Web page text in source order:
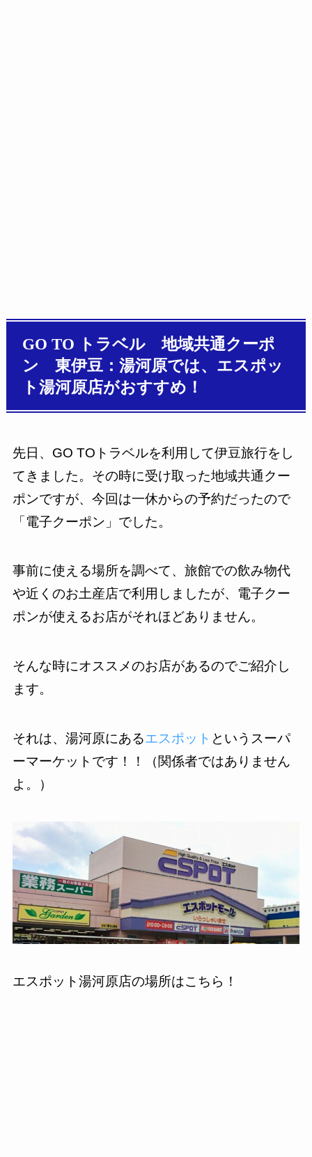
GO TO トラベル 地域共通クーポ
ン 東伊豆：湯河原では、エスポッ
ト湯河原店がおすすめ！
先日、GO TOトラベルを利用して伊豆旅行をし
てきました。その時に受け取った地域共通クー
ポンですが、今回は一休からの予約だったので
「電子クーポン」でした。
事前に使える場所を調べて、旅館での飲み物代
や近くのお土産店で利用しましたが、電子クー
ポンが使えるお店がそれほどありません。
そんな時にオススメのお店があるのでご紹介し
ます。
それは、湯河原にあるエスポット というスーパ
ーマーケットです！！（関係者ではありません
よ。）
エスポット湯河原店の場所はこちら！